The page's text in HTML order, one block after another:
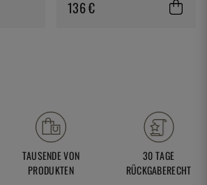
136 €
TAUSENDE VON
PRODUKTEN
30 TAGE
RÜCKGABERECHT